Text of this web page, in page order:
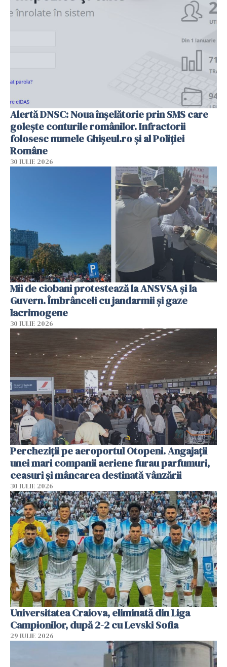
Alertă DNSC: Noua înșelătorie prin SMS care
golește conturile românilor. Infractorii
folosesc numele Ghișeul.ro și al Poliției
Române
30 IULIE 2026
Mii de ciobani protestează la ANSVSA și la
Guvern. Îmbrânceli cu jandarmii și gaze
lacrimogene
30 IULIE 2026
Percheziții pe aeroportul Otopeni. Angajații
unei mari companii aeriene furau parfumuri,
ceasuri și mâncarea destinată vânzării
30 IULIE 2026
Universitatea Craiova, eliminată din Liga
Campionilor, după 2-2 cu Levski Sofia
29 IULIE 2026